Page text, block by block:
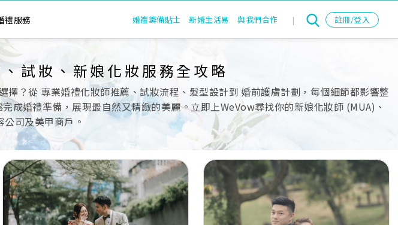
禮服務 婚禮籌備貼士 新婚生活易 與我們合作 | 註冊/登入
試妝、新娘化妝服務全攻略
？從 專業婚禮化妝師推薦、試妝流程、髮型設計到 婚前護膚計劃，每個細節都影響整
婚禮準備，展現最自然又精緻的美麗。立即上WeVow尋找你的新娘化妝師 (MUA)、
司及美甲商戶。